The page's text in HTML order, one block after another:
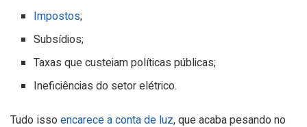
Impostos;
Subsídios;
Taxas que custeiam políticas públicas;
Ineficiências do setor elétrico.
Tudo isso encarece a conta de luz, que acaba pesando no